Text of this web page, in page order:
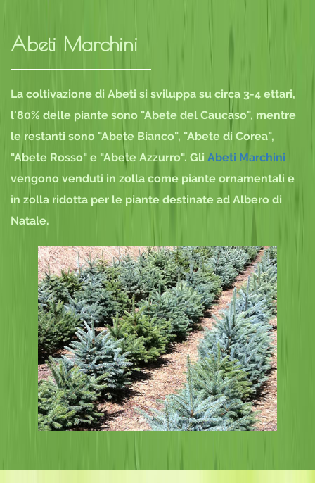
Abeti Marchini
La coltivazione di Abeti si sviluppa su circa 3-4 ettari,
l'80% delle piante sono "Abete del Caucaso", mentre
le restanti sono "Abete Bianco", "Abete di Corea",
"Abete Rosso" e "Abete Azzurro". Gli Abeti Marchini
vengono venduti in zolla come piante ornamentali e
in zolla ridotta per le piante destinate ad Albero di
Natale.
Abeti Marchini